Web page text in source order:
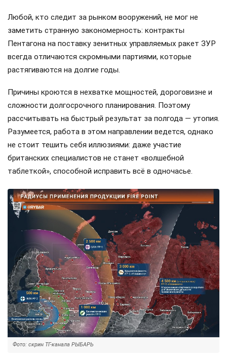
Любой, кто следит за рынком вооружений, не мог не
заметить странную закономерность: контракты
Пентагона на поставку зенитных управляемых ракет ЗУР
всегда отличаются скромными партиями, которые
растягиваются на долгие годы.
Причины кроются в нехватке мощностей, дороговизне и
сложности долгосрочного планирования. Поэтому
рассчитывать на быстрый результат за полгода — утопия.
Разумеется, работа в этом направлении ведется, однако
не стоит тешить себя иллюзиями: даже участие
британских специалистов не станет «волшебной
таблеткой», способной исправить всё в одночасье.
Фото: скрин ТГ-канала РЫБАРЬ